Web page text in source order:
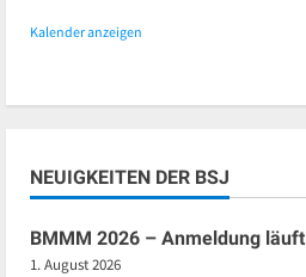
Kalender anzeigen
NEUIGKEITEN DER BSJ
BMMM 2026 – Anmeldung läuft
1. August 2026